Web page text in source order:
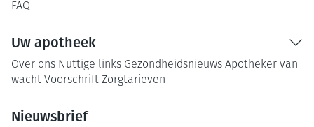
FAQ
Uw apotheek
Over ons Nuttige links Gezondheidsnieuws Apotheker van
wacht Voorschrift Zorgtarieven
Nieuwsbrief